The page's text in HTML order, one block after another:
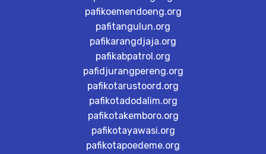
pafikoemendoeng.org
pafitangulun.org
pafikarangdjaja.org
pafikabpatrol.org
pafidjurangpereng.org
pafikotarustoord.org
pafikotadodalim.org
pafikotakemboro.org
pafikotayawasi.org
pafikotapoedeme.org